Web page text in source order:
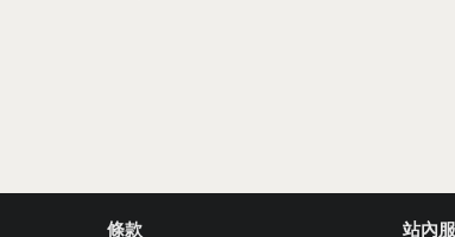
條款 站內